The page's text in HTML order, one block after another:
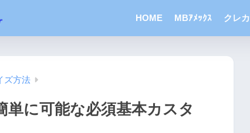
HOME MBｱﾒｯｸｽ クレカ
ズ方法
単に可能な必須基本カスタ